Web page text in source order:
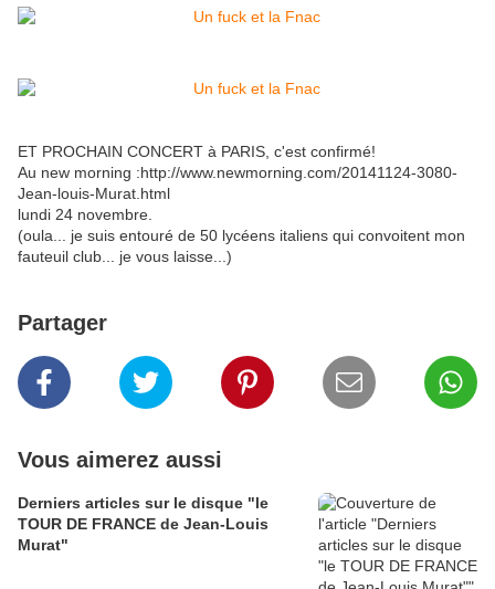
ET PROCHAIN CONCERT à PARIS, c'est confirmé!
Au new morning :http://www.newmorning.com/20141124-3080-
Jean-louis-Murat.html
lundi 24 novembre.
(oula... je suis entouré de 50 lycéens italiens qui convoitent mon
fauteuil club... je vous laisse...)
Partager
Vous aimerez aussi
Derniers articles sur le disque "le
TOUR DE FRANCE de Jean-Louis
Murat"